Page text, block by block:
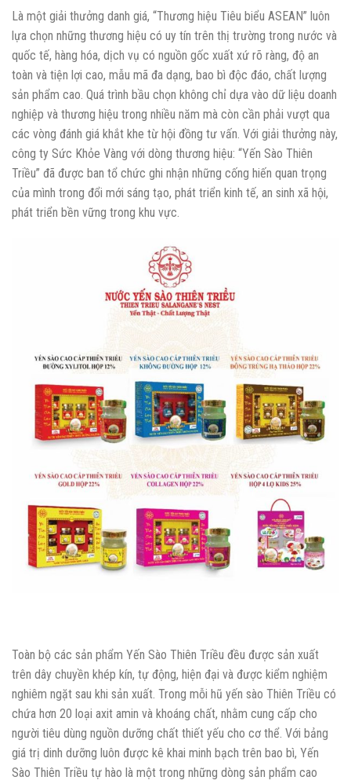
Là một giải thưởng danh giá, “Thương hiệu Tiêu biểu ASEAN” luôn
lựa chọn những thương hiệu có uy tín trên thị trường trong nước và
quốc tế, hàng hóa, dịch vụ có nguồn gốc xuất xứ rõ ràng, độ an
toàn và tiện lợi cao, mẫu mã đa dạng, bao bì độc đáo, chất lượng
sản phẩm cao. Quá trình bầu chọn không chỉ dựa vào dữ liệu doanh
nghiệp và thương hiệu trong nhiều năm mà còn cần phải vượt qua
các vòng đánh giá khắt khe từ hội đồng tư vấn. Với giải thưởng này,
công ty Sức Khỏe Vàng với dòng thương hiệu: “Yến Sào Thiên
Triều” đã được ban tổ chức ghi nhận những cống hiến quan trọng
của mình trong đổi mới sáng tạo, phát triển kinh tế, an sinh xã hội,
phát triển bền vững trong khu vực.
Toàn bộ các sản phẩm Yến Sào Thiên Triều đều được sản xuất
trên dây chuyền khép kín, tự động, hiện đại và được kiểm nghiệm
nghiêm ngặt sau khi sản xuất. Trong mỗi hũ yến sào Thiên Triều có
chứa hơn 20 loại axit amin và khoáng chất, nhằm cung cấp cho
người tiêu dùng nguồn dưỡng chất thiết yếu cho cơ thể. Với bảng
giá trị dinh dưỡng luôn được kê khai minh bạch trên bao bì, Yến
Sào Thiên Triều tự hào là một trong những dòng sản phẩm cao